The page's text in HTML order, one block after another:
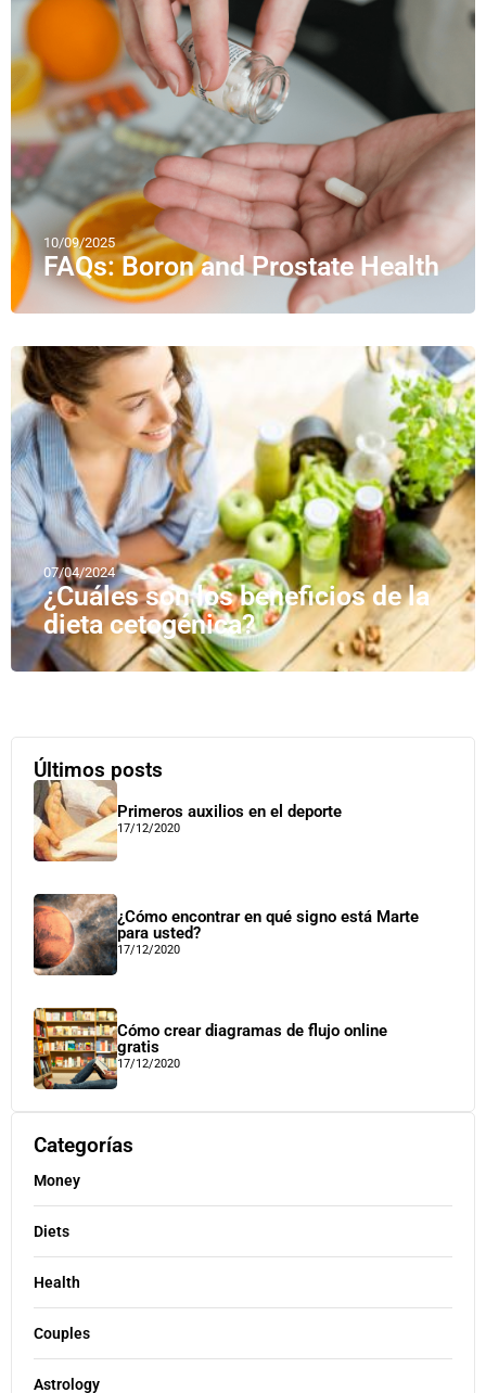
10/09/2025
FAQs: Boron and Prostate Health
07/04/2024
¿Cuáles son los beneficios de la
dieta cetogénica?
Últimos posts
Primeros auxilios en el deporte
17/12/2020
¿Cómo encontrar en qué signo está Marte
para usted?
17/12/2020
Cómo crear diagramas de flujo online
gratis
17/12/2020
Categorías
Money
Diets
Health
Couples
Astrology